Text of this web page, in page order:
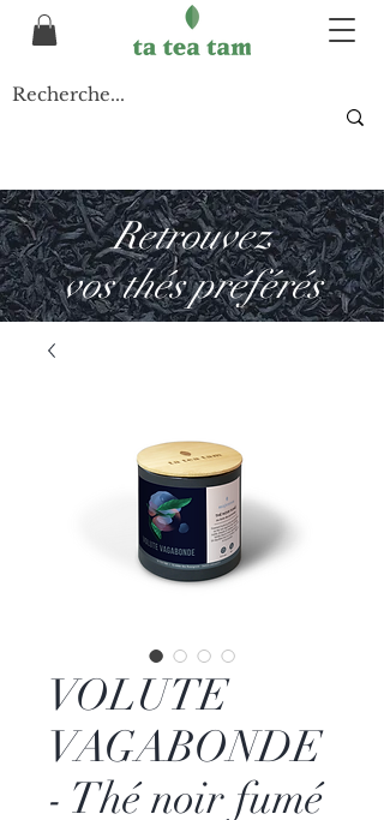
Retrouvez
vos thés préférés
VOLUTE
VAGABONDE
- Thé noir fumé